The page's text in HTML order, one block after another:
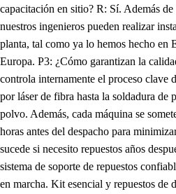
capacitación en sitio? R: Sí. Además
nuestros ingenieros pueden realizar
planta, tal como ya lo hemos hecho en
Europa. P3: ¿Cómo garantizan la
controla internamente el proceso clave
por láser de fibra hasta la soldadura de
polvo. Además, cada máquina se
horas antes del despacho para
sucede si necesito repuestos años
sistema de soporte de repuestos
en marcha. Kit esencial y repuestos de